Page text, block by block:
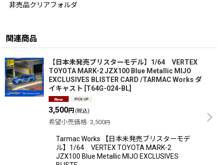
非売品クリアフォルダ
関連商品
【日本未発売ブリスターモデル】1/64 VERTEX
TOYOTA MARK-2 JZX100 Blue Metallic MIJO
EXCLUSIVES BLISTER CARD /TARMAC Works ダ
イキャスト T64G-024-BL
3,500円 (税込)
希望小売価格: 3,500円
Tarmac Works 【日本未発売ブリスターモデ
ル】1/64 VERTEX TOYOTA MARK-2
JZX100 Blue Metallic MIJO EXCLUSIVES